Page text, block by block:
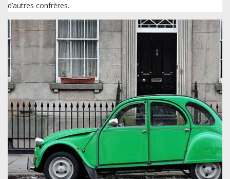
d’autres confrères.